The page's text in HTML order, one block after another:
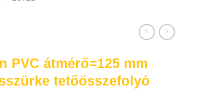
hogy mesterséges intelligencia (AI) segítségével
PVC átmérő=125 mm
tetőösszefolyó